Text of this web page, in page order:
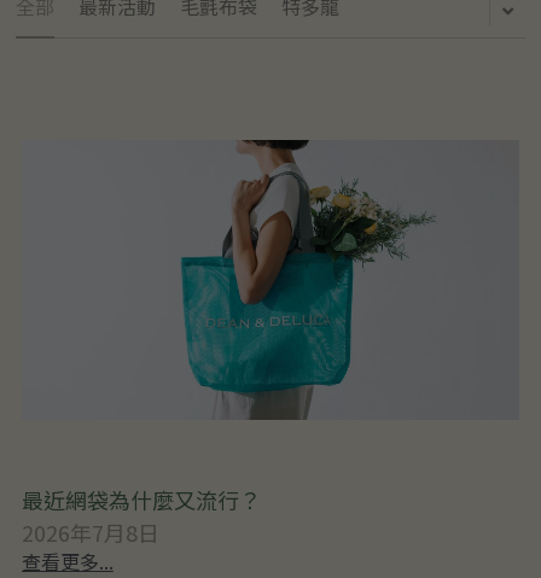
全部 最新活動 毛氈布袋 特多龍
最近網袋為什麼又流行？
2026年7月8日
查看更多...